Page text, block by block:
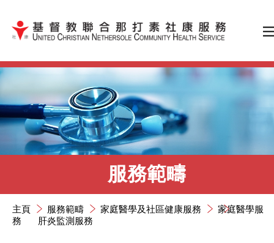
跳到內容（按輸入鍵）
服務範疇
主頁 服務範疇 家庭醫學及社區健康服務
家庭醫學服
務
肝炎監測服務